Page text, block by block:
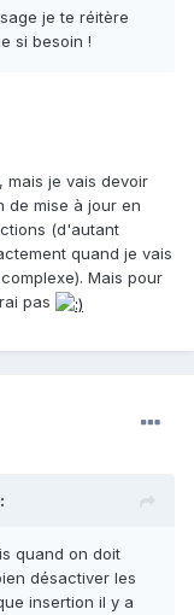
je te réitère
si besoin !
mais je vais devoir
de mise à jour en
(d'autant
quand je vais
Mais pour
pas
quand on doit
désactiver les
insertion il y a